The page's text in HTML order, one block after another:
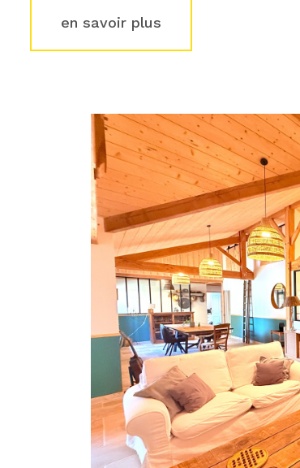
en savoir plus